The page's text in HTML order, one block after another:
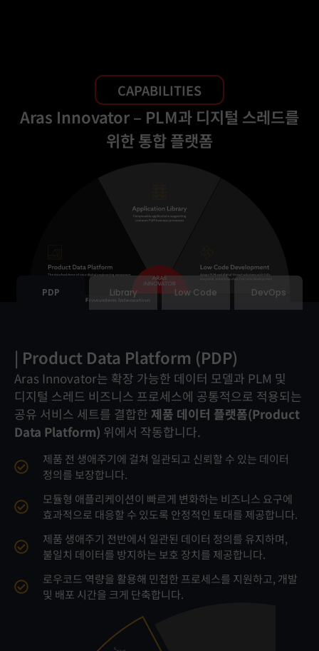
CAPABILITIES
Aras Innovator – PLM과 디지털 스레드를
위한 통합 플랫폼
PDP Library Low Code DevOps
| Product Data Platform (PDP)
Aras Innovator는 확장 가능한 데이터 모델과 PLM 및
디지털 스레드 비즈니스 프로세스에 공통적으로 적용되는
공유 서비스 세트를 결합한 제품 데이터 플랫폼(Product
Data Platform) 위에서 작동합니다.
제품 전 생애주기에 걸쳐 일관되고 신뢰할 수 있는 데이터
정의를 보장합니다.
모듈형 애플리케이션이 빠르게 변화하는 비즈니스 요구에
효과적으로 대응할 수 있도록 안정적인 토대를 제공합니다.
제품 생애주기 전반에서 일관된 데이터 정의를 유지하며,
불일치 데이터를 방지하는 보호 장치를 제공합니다.
로우코드 역량을 활용해 민첩한 프로세스를 지원하고, 개발
및 배포 시간을 크게 단축합니다.
| Application Library
Aras Innovator의 애플리케이션 라이브러리는사전
구축된 PLM 비즈니스 프로세스용 애플리케이션 을 즉시
활용할 수 있게 합니다.
필요 시 로우코드 개발 플랫폼을 통해 기능과 사용자
경험을 비즈니스 환경에 맞게 빠르게 적응·확장할 수
있어, 기업은 복잡한 개발 부담 없이 디지털 전환을
가속화할 수 있습니다.
고객 요구에 맞춰 손쉽게 수정하고 재배포할 수 있어,
애플리케이션 활용도를 극대화합니다.
신규 맞춤형 애플리케이션 개발 비용을 줄이고, 더 높은
ROI를 달성할 수 있습니다.
소규모 독립 컴포넌트 단위로 개발과 테스트가 가능해,
새로운 기능과 업데이트를 더 빠르게 배포할 수 있습니다.
| Low Code Development
Aras Innovator는 업계 유일의 완전 통합형 로우코드
개발 플랫폼으로, 신속한 애플리케이션 개발을
지원합니다.
기업은 Aras 애플리케이션을 자체 요구사항에 맞게
적응시키고, 내부 또는 파트너·전문 서비스와 협력해
새로운 애플리케이션을 구축·운영할 수 있습니다.
시각적 인터페이스와 사전 구축 모듈을 활용해 코딩을
최소화하고, 테스트와 배포를 가속화하여 개발 시간을
단축합니다.
보안, 규제 준수, 베스트 프랙티스에 맞게 애플리케이션을
관리하며, 변화하는 규제 요건에도 신속하게 대응할 수 있는
복잡성을 줄이면서도 엔터프라이즈급 개발을 지원하며,
| Aras DevOps
Aras DevOps는 소프트웨어 개발 생애주기를
단순화하여, Aras Innovator 구독자가 가치를 더 빠르게
실현할 수 있도록 지원합니다. 자동화된 테스트, 일관된
프로세스, 체계적인 거버넌스를 통해 위험을 줄이고
품질을 높이며, 애자일 환경에서 유연하게 대응할 수 있는
기반을 제공합니다.
Automated Testing
수정하여 품질 저하를 방지합니다.
Shared Processes